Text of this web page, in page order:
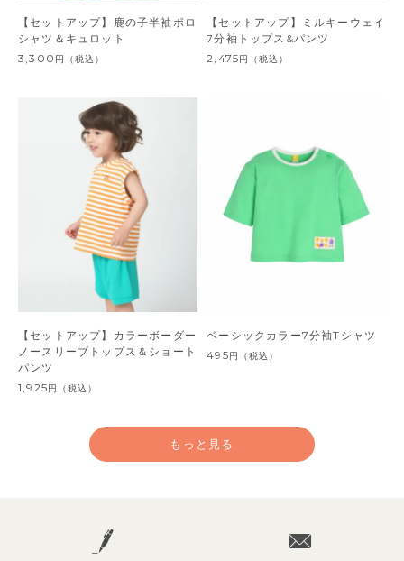
【セットアップ】鹿の子半袖ポロ
シャツ＆キュロット
3,300 円 （税込）
【セットアップ】ミルキーウェイ
7分袖トップス&パンツ
2,475円 （税込）
【セットアップ】カラーボーダー
ノースリーブトップス＆ショート
パンツ
1,925円 （税込）
ベーシックカラー7分袖Tシャツ
495円 （税込）
もっと見る